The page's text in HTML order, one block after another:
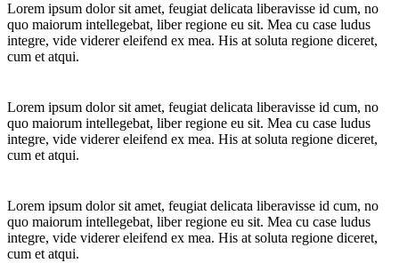
Lorem ipsum dolor sit amet, feugiat delicata liberavisse id cum, no
quo maiorum intellegebat, liber regione eu sit. Mea cu case ludus
integre, vide viderer eleifend ex mea. His at soluta regione diceret,
cum et atqui.
Lorem ipsum dolor sit amet, feugiat delicata liberavisse id cum, no
quo maiorum intellegebat, liber regione eu sit. Mea cu case ludus
integre, vide viderer eleifend ex mea. His at soluta regione diceret,
cum et atqui.
Lorem ipsum dolor sit amet, feugiat delicata liberavisse id cum, no
quo maiorum intellegebat, liber regione eu sit. Mea cu case ludus
integre, vide viderer eleifend ex mea. His at soluta regione diceret,
cum et atqui.